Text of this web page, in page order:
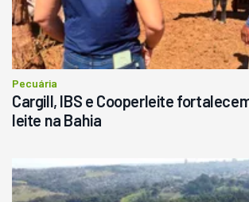
Pecuária
Cargill, IBS e Cooperleite
leite na Bahia